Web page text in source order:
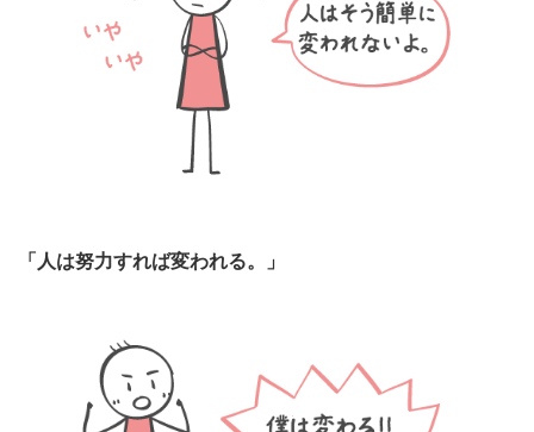
「人は努力すれば変われる。」